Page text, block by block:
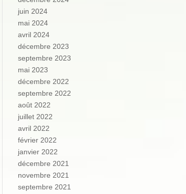
juin 2024
mai 2024
avril 2024
décembre 2023
septembre 2023
mai 2023
décembre 2022
septembre 2022
août 2022
juillet 2022
avril 2022
février 2022
janvier 2022
décembre 2021
novembre 2021
septembre 2021